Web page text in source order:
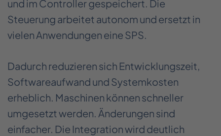
und im Controller gespeichert. Die
Steuerung arbeitet autonom und ersetzt in
vielen Anwendungen eine SPS.
Dadurch reduzieren sich Entwicklungszeit,
Softwareaufwand und Systemkosten
erheblich. Maschinen können schneller
umgesetzt werden. Änderungen sind
einfacher. Die Integration wird deutlich